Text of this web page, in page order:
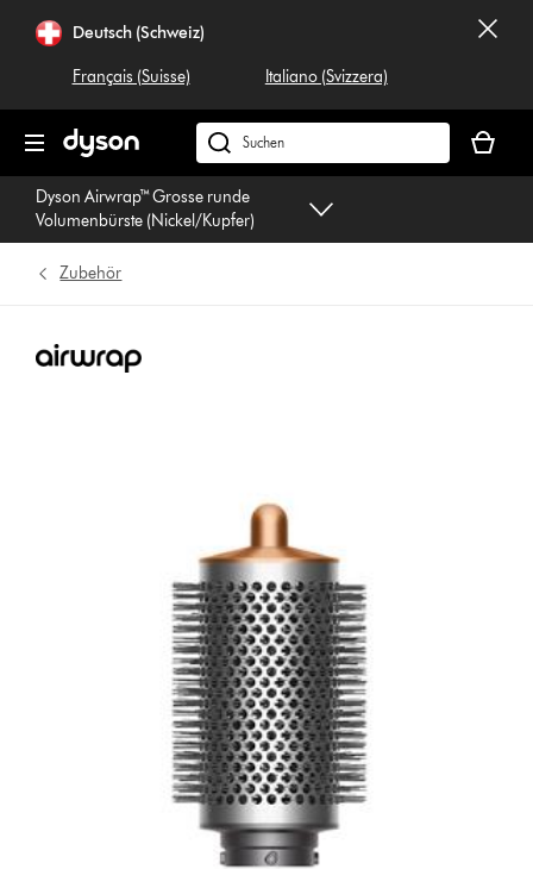
überspringenDeutsch (Schweiz)
Français (Suisse) Italiano (Svizzera)
Dyson.ch
durchsuchen
ist
Dyson Airwrap™ Grosse runde
Volumenbürste (Nickel/Kupfer)
Zubehör